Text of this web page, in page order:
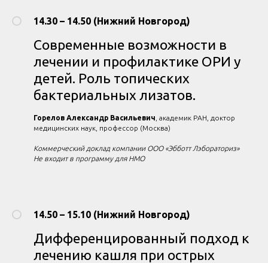
14.30 – 14.50 (Нижний Новгород)
Современные возможности в
лечении и профилактике ОРИ у
детей. Роль топических
бактериальных лизатов.
Горелов Александр Васильевич , академик РАН, доктор
медицинских наук, профессор (Москва)
Коммерческий доклад компании ООО «Эбботт Лэбораториз»
Не входит в программу для НМО
14.50 – 15.10 (Нижний Новгород)
Дифференцированный подход к
лечению кашля при острых